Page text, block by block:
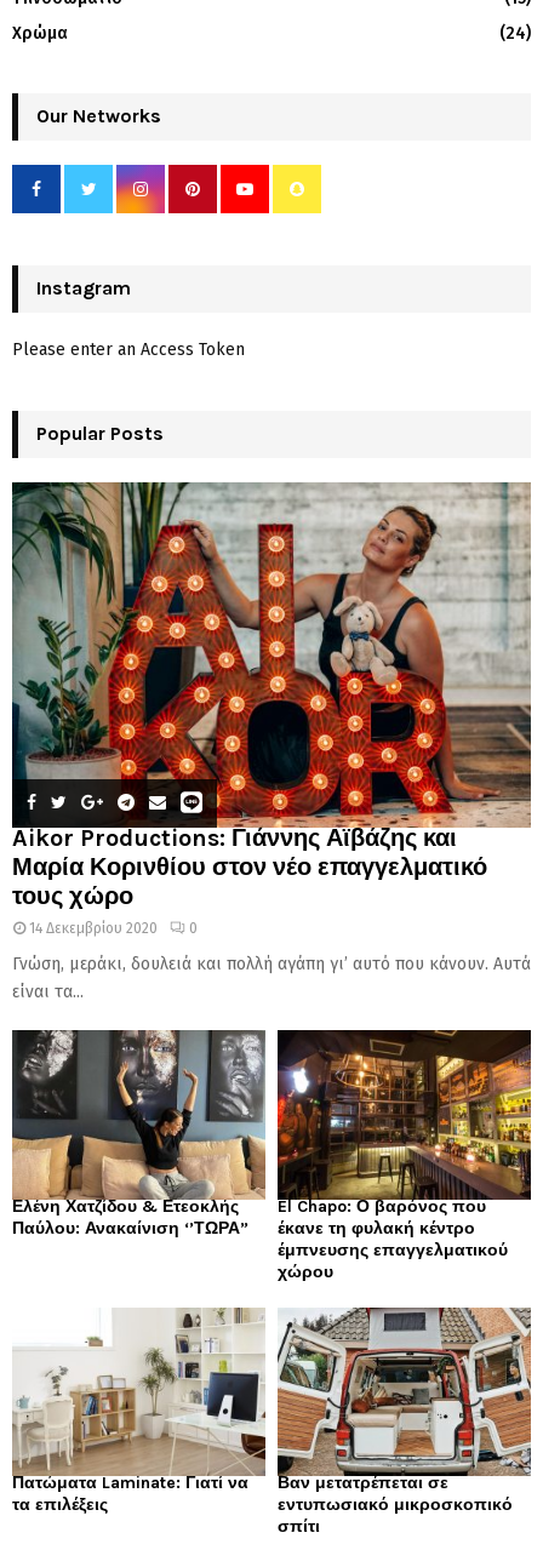
Χρώμα
(24)
Our Networks
Instagram
Please enter an Access Token
Popular Posts
Aikor Productions: Γιάννης Αϊβάζης και
Μαρία Κορινθίου στον νέο επαγγελματικό
τους χώρο
14 Δεκεμβρίου 2020 0
Γνώση, μεράκι, δουλειά και πολλή αγάπη γι’ αυτό που κάνουν. Αυτά
είναι τα...
Ελένη Χατζίδου & Ετεοκλής
Παύλου: Ανακαίνιση ‘’ΤΩΡΑ”
El Chapo: Ο βαρόνος που
έκανε τη φυλακή κέντρο
έμπνευσης επαγγελματικού
χώρου
Πατώματα Laminate: Γιατί να
τα επιλέξεις
Βαν μετατρέπεται σε
εντυπωσιακό μικροσκοπικό
σπίτι